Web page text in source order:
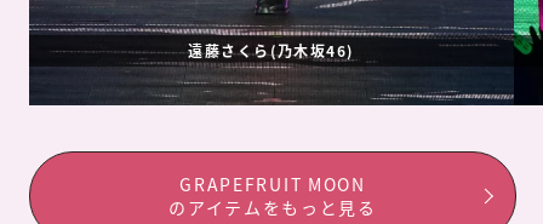
遠藤さくら(乃木坂46)
GRAPEFRUIT MOON
のアイテムをもっと見る